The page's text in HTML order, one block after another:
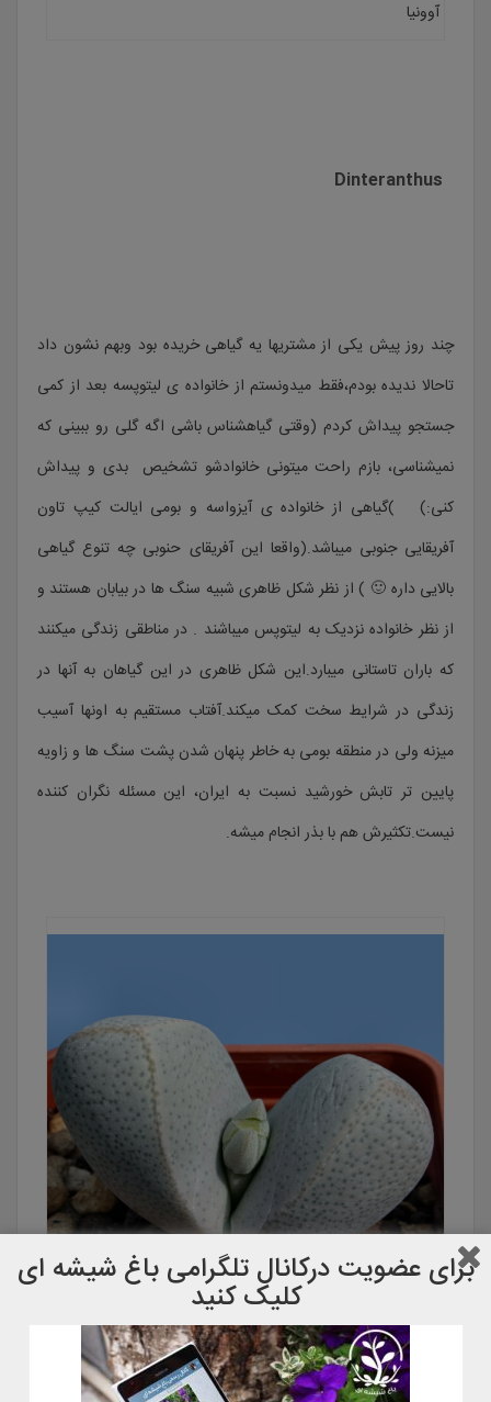
آوونیا
Dinteranthus
چند روز پیش یکی از مشتریها یه گیاهی خریده بود وبهم نشون داد
تاحالا ندیده بودم،فقط میدونستم از خانواده ی لیتوپسه بعد از کمی
جستجو پیداش کردم (وقتی گیاهشناس باشی اگه گلی رو ببینی که
نمیشناسی، بازم راحت میتونی خانوادشو تشخیص بدی و پیداش
کنی:) )گیاهی از خانواده ی آیزواسه و بومی ایالت کیپ تاون
آفریقایی جنوبی میباشد.(واقعا این آفریقای حنوبی چه تنوع گیاهی
بالایی داره 🙂 ) از نظر شکل ظاهری شبیه سنگ ها در بیابان هستند و
از نظر خانواده نزدیک به لیتوپس میباشند . در مناطقی زندگی میکنند
که باران تاستانی میبارد.این شکل ظاهری در این گیاهان به آنها در
زندگی در شرایط سخت کمک میکند.آفتاب مستقیم به اونها آسیب
میزنه ولی در منطقه بومی به خاطر پنهان شدن پشت سنگ ها و زاویه
پایین تر تابش خورشید نسبت به ایران، این مسئله نگران کننده
نیست.تکثیرش هم با بذر انجام میشه.
دینترانتوس
برای عضویت دركانال تلگرامی باغ شیشه ای
کلیک کنید